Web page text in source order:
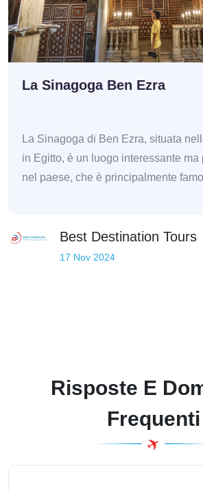
La Sinagoga Ben Ezra
La Sinagoga di Ben Ezra, situata
in Egitto, è un luogo interessante
nel paese, che è principalmente
Best Destination Tours
17 Nov 2024
Risposte E
Frequenti